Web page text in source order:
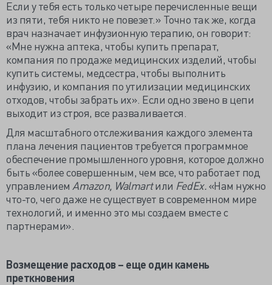
Если у тебя есть только четыре перечисленные вещи
из пяти, тебя никто не повезет.» Точно так же, когда
врач назначает инфузионную терапию, он говорит:
«Мне нужна аптека, чтобы купить препарат,
компания по продаже медицинских изделий, чтобы
купить системы, медсестра, чтобы выполнить
инфузию, и компания по утилизации медицинских
отходов, чтобы забрать их». Если одно звено в цепи
выходит из строя, все разваливается.
Для масштабного отслеживания каждого элемента
плана лечения пациентов требуется программное
обеспечение промышленного уровня, которое должно
быть «более совершенным, чем все, что работает под
управлением Amazon, Walmartили FedEx.«Нам нужно
что-то, чего даже не существует в современном мире
технологий, и именно это мы создаем вместе с
партнерами».
Возмещение расходов – еще один камень
преткновения